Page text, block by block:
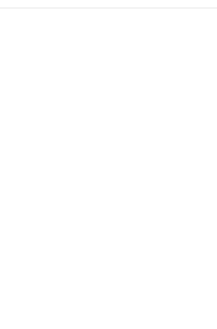
Kompatibilné splachovacie
Typ HD